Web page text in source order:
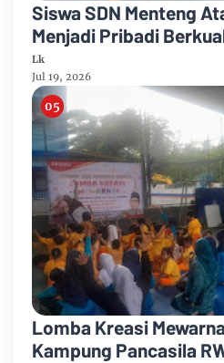
Siswa SDN Menteng
Menjadi Pribadi
Melalui Perkaju
Lk
Jul 19, 2026
Lomba Kreasi
Kampung Pancasila